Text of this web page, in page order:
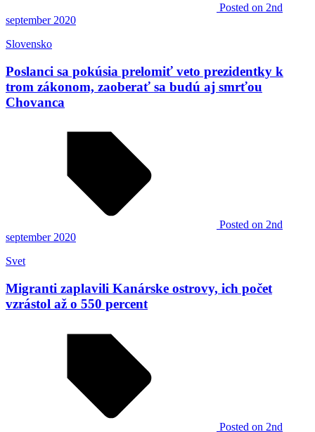
Posted on 2nd
september 2020
Slovensko
Poslanci sa pokúsia prelomiť veto prezidentky k
trom zákonom, zaoberať sa budú aj smrťou
Chovanca
Posted on 2nd
september 2020
Svet
Migranti zaplavili Kanárske ostrovy, ich počet
vzrástol až o 550 percent
Posted on 2nd